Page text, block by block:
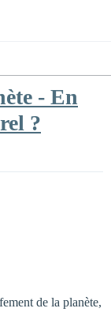
- En
?
de la planète,